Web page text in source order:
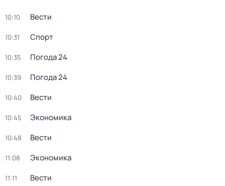
10:10 Вести
10:31 Спорт
10:35 Погода 24
10:39 Погода 24
10:40 Вести
10:45 Экономика
10:48 Вести
11:08 Экономика
11:11 Вести